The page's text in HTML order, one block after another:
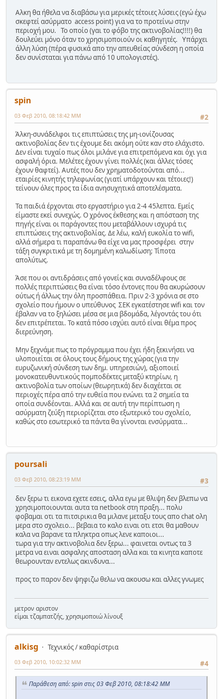
Αλκη θα ήθελα να διαβάσω για μερικές τέτοιες λύσεις (εγώ έχω
σκεφτεί ασύρματο access point) για να το προτείνω στην
περιοχή μου. Το οποίο (γαι το φόβο της ακτινοβολίας!!!!) θα
δουλεύει μόνο όταν το χρησιμοποιούν οι καθηγητές. Υπάρχει
άλλη λύση (πέρα φυσικά απο την απευθείας σύνδεση η οποία
δεν συνίσταται για πάνω από 10 υπολογιστές).
spin
#2
03 Φεβ 2010, 08:18:42 ΜΜ
Άλκη-συνάδελφοι τις επιπτώσεις της μη-ιονίζουσας
ακτινοβολίας δεν τις έχουμε δει ακόμη ούτε καν στο ελάχιστο.
Δεν είναι τυχαίο πως όλοι μιλάνε για επιτρεπόμενα και όχι για
ασφαλή όρια. Μελέτες έχουν γίνει πολλές (και άλλες τόσες
έχουν θαφτεί). Αυτές που δεν χρηματοδοτούνται από...
εταιρίες κινητής τηλεφωνίας (γιατί υπάρχουν και τέτοιες!)
τείνουν όλες προς τα ίδια ανησυχητικά αποτελέσματα.
Τα παιδιά έρχονται στο εργαστήριο για 2-4 45λεπτα. Εμείς
είμαστε εκεί συνεχώς. Ο χρόνος έκθεσης και η απόσταση της
πηγής είναι οι παράγοντες που μεταβάλλουν ισχυρά τις
επιπτώσεις της ακτινοβολίας. Δε λέω, καλή ευκολία το wifi,
αλλά σήμερα τι παραπάνω θα είχε να μας προσφέρει στην
τάξη συγκριτικά με τη δομημένη καλωδίωση; Τίποτα
απολύτως.
Άσε που οι αντιδράσεις από γονείς και συναδέλφους σε
πολλές περιπτώσεις θα είναι τόσο έντονες που θα ακυρώσουν
ούτως ή άλλως την όλη προσπάθεια. Πριν 2-3 χρόνια σε στο
σχολείο που ήμουν ο υπεύθυνος ΣΕΚ εγκατέστησε wifi και τον
έβαλαν να το ξηλώσει μέσα σε μια βδομάδα, λέγοντάς του ότι
δεν επιτρέπεται. Το κατά πόσο ισχύει αυτό είναι θέμα προς
διερεύνηση.
Μην ξεχνάμε πως το πρόγραμμα που έχει ήδη ξεκινήσει να
υλοποιείται σε όλους τους δήμους της χώρας (για την
ευρυζωνική σύνδεση των δημ. υπηρεσιών), αξιοποιεί
μονοκατευθυντικούς πομποδέκτες μεταξύ κτηρίων, η
ακτινοβολία των οποίων (θεωρητικά) δεν διαχέεται σε
περιοχές πέρα από την ευθεία που ενώνει τα 2 σημεία τα
οποία συνδέονται. Αλλά και σε αυτή την περίπτωση η
ασύρματη ζεύξη περιορίζεται στο εξωτερικό του σχολείο,
καθώς στο εσωτερικό τα πάντα θα γίνονται ενσύρματα...
poursali
#3
03 Φεβ 2010, 08:23:19 ΜΜ
δεν ξερω τι εικονα εχετε εσεις, αλλα εγω με θλιψη δεν βλεπω να
χρησιμοποιουνται αυτα τα netbook στη πραξη... πολυ
φοβαμαι οτι τα πιτσιρικια θα μιλανε μεταξυ τους απο chat ολη
μερα στο σχολειο... βεβαια το καλο ειναι οτι ετσι θα μαθουν
καλα να βαρανε τα πληκτρα οπως λενε καποιοι...
τωρα για την ακτινοβολια δεν ξερω... φαινεται οντως τα 3
μετρα να ειναι ασφαλης αποσταση αλλα και τα κινητα καποτε
θεωρουνταν εντελως ακινδυνα...
προς το παρον δεν ψηφιζω θελω να ακουσω και αλλες γνωμες
μετρον αριστον
είμαι τζαμπατζής, χρησιμοποιώ λίνουξ
alkisg
Τεχνικός / καθαρίστρια
#4
03 Φεβ 2010, 10:02:32 ΜΜ
Παράθεση από: spin στις 03 Φεβ 2010, 08:18:42 ΜΜ